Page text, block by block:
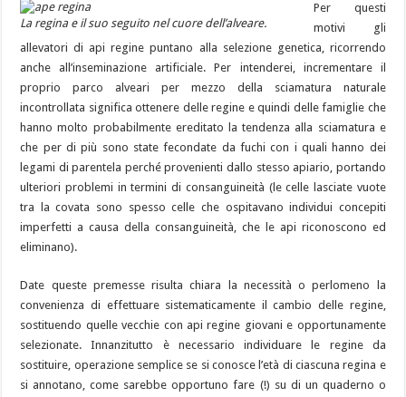
La regina e il suo seguito nel cuore dell’alveare.
Per questi
motivi gli
allevatori di api regine puntano alla selezione genetica, ricorrendo
anche all’inseminazione artificiale. Per intenderei, incrementare il
proprio parco alveari per mezzo della sciamatura naturale
incontrollata significa ottenere delle regine e quindi delle famiglie che
hanno molto probabilmente ereditato la tendenza alla sciamatura e
che per di più sono state fecondate da fuchi con i quali hanno dei
legami di parentela perché provenienti dallo stesso apiario, portando
ulteriori problemi in termini di consanguineità (le celle lasciate vuote
tra la covata sono spesso celle che ospitavano individui concepiti
imperfetti a causa della consanguineità, che le api riconoscono ed
eliminano).
Date queste premesse risulta chiara la necessità o perlomeno la
convenienza di effettuare sistematicamente il cambio delle regine,
sostituendo quelle vecchie con api regine giovani e opportunamente
selezionate. Innanzitutto è necessario individuare le regine da
sostituire, operazione semplice se si conosce l’età di ciascuna regina e
si annotano, come sarebbe opportuno fare (!) su di un quaderno o